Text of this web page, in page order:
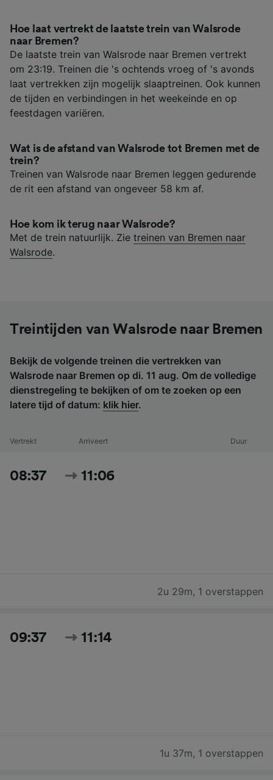
Hoe laat vertrekt de laatste trein van Walsrode
naar Bremen?
De laatste trein van Walsrode naar Bremen vertrekt
om 23:19. Treinen die 's ochtends vroeg of 's avonds
laat vertrekken zijn mogelijk slaaptreinen. Ook kunnen
de tijden en verbindingen in het weekeinde en op
feestdagen variëren.
Wat is de afstand van Walsrode tot Bremen met de
trein?
Treinen van Walsrode naar Bremen leggen gedurende
de rit een afstand van ongeveer 58 km af.
Hoe kom ik terug naar Walsrode?
Met de trein natuurlijk. Zie treinen van Bremen naar
Walsrode.
Treintijden van Walsrode naar Bremen
Bekijk de volgende treinen die vertrekken van
Walsrode naar Bremen op di. 11 aug. Om de volledige
dienstregeling te bekijken of om te zoeken op een
latere tijd of datum: klik hier.
Vertrekt Arriveert Duur
08:37 11:06
2u 29m, 1 overstappen
09:37 11:14
1u 37m, 1 overstappen